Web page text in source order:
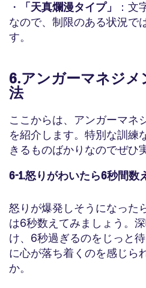
・ 「天真爛漫タイプ」
：文
なので、制限のある状況で
す。
6.アンガーマネジ
法
ここからは、アンガーマネ
を紹介します。特別な訓練
きるものばかりなのでぜひ
6-1.怒りがわいたら6秒間数
怒りが爆発しそうになった
は6秒数えてみましょう。
け、6秒過ぎるのをじっと
に心が落ち着くのを感じら
か。